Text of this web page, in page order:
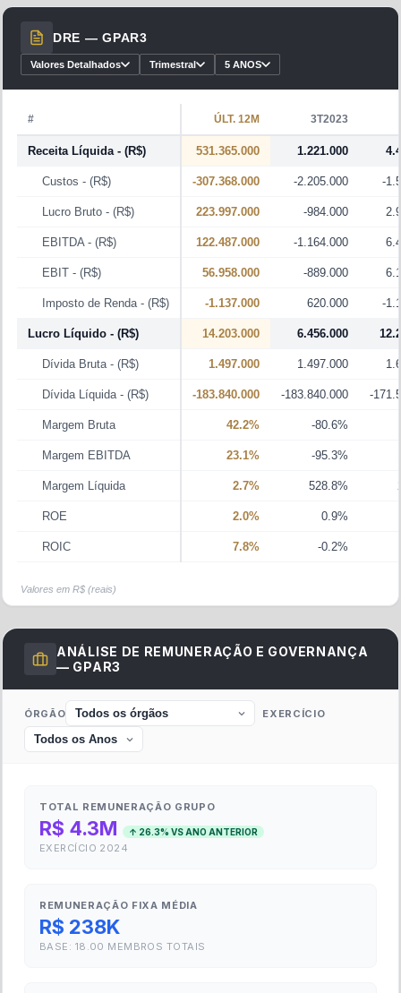
DRE —GPAR3
Valores Detalhados Trimestral 5 ANOS
# ÚLT. 12M 3T2023
Receita Líquida- (R$) 531.365.000 1.221.000
Custos - (R$) -307.368.000 -2.205.000 -
Lucro Bruto - (R$) 223.997.000 -984.000
EBITDA- (R$) 122.487.000 -1.164.000
EBIT - (R$) 56.958.000 -889.000
Imposto de Renda- (R$) -1.137.000 620.000 -
Lucro Líquido - (R$) 14.203.000 6.456.000
Dívida Bruta- (R$) 1.497.000 1.497.000
Dívida Líquida- (R$) -183.840.000 -183.840.000 -
Margem Bruta 42.2% -80.6%
Margem EBITDA 23.1% -95.3%
Margem Líquida 2.7% 528.8%
ROE 2.0% 0.9%
ROIC 7.8% -0.2%
Valores em R$ (reais)
ANÁLISE DE REMUNERAÇÃO E GOVERNANÇA
— GPAR3
ÓRGÃO EXERCÍCIO
TOTAL REMUNERAÇÃO GRUPO
R$ 4.3M ↑ 26.3% VS ANO ANTERIOR
EXERCÍCIO 2024
REMUNERAÇÃO FIXA MÉDIA
R$ 238K
BASE: 18.00 MEMBROS TOTAIS